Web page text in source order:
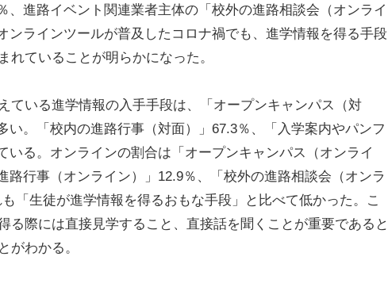
、進路イベント関連業者主体の「校外の進路相談会（オンライ
ンラインツールが普及したコロナ禍でも、進学情報を得る手段
れていることが明らかになった。
ている進学情報の入手手段は、「オープンキャンパス（対
い。「校内の進路行事（対面）」67.3％、「入学案内やパンフ
いる。オンラインの割合は「オープンキャンパス（オンライ
路行事（オンライン）」12.9％、「校外の進路相談会（オンラ
「生徒が進学情報を得るおもな手段」と比べて低かった。こ
る際には直接見学すること、直接話を聞くことが重要であると
がわかる。